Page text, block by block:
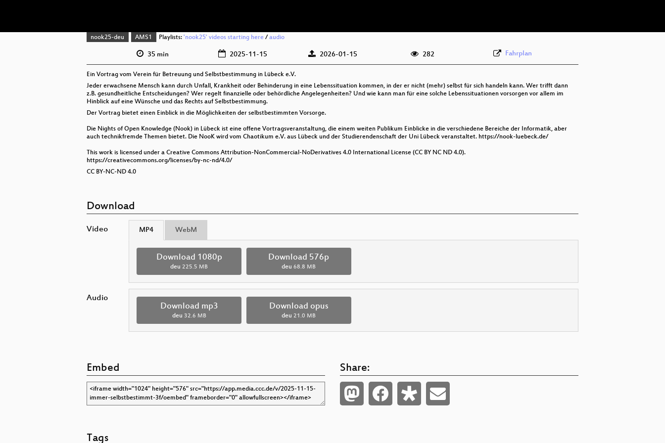
nook25-deu AMS1 Playlists: 'nook25' videos starting here/ audio
35 min 2025-11-15 2026-01-15 282 Fahrplan
Ein Vortrag vom Verein für Betreuung und Selbstbestimmung in Lübeck e.V.
Jeder erwachsene Mensch kann durch Unfall, Krankheit oder Behinderung in eine Lebenssituation kommen, in der er nicht (mehr) selbst für sich handeln kann. Wer trifft dann
z.B. gesundheitliche Entscheidungen? Wer regelt finanzielle oder behördliche Angelegenheiten? Und wie kann man für eine solche Lebenssituationen vorsorgen vor allem im
Hinblick auf eine Wünsche und das Rechts auf Selbstbestimmung.
Der Vortrag bietet einen Einblick in die Möglichkeiten der selbstbestimmten Vorsorge.
Die Nights of Open Knowledge (Nook) in Lübeck ist eine offene Vortragsveranstaltung, die einem weiten Publikum Einblicke in die verschiedene Bereiche der Informatik, aber
auch technikfremde Themen bietet. Die NooK wird vom Chaotikum e.V. aus Lübeck und der Studierendenschaft der Uni Lübeck veranstaltet. https://nook-luebeck.de/
This work is licensed under a Creative Commons Attribution-NonCommercial-NoDerivatives 4.0 International License (CC BY NC ND 4.0).
https://creativecommons.org/licenses/by-nc-nd/4.0/
CC BY-NC-ND 4.0
Download
Video MP4 WebM
Download 1080p
deu 225.5 MB
Download 576p
deu 68.8 MB
Audio
Download mp3
deu 32.6 MB
Download opus
deu 21.0 MB
Embed Share:
Tags